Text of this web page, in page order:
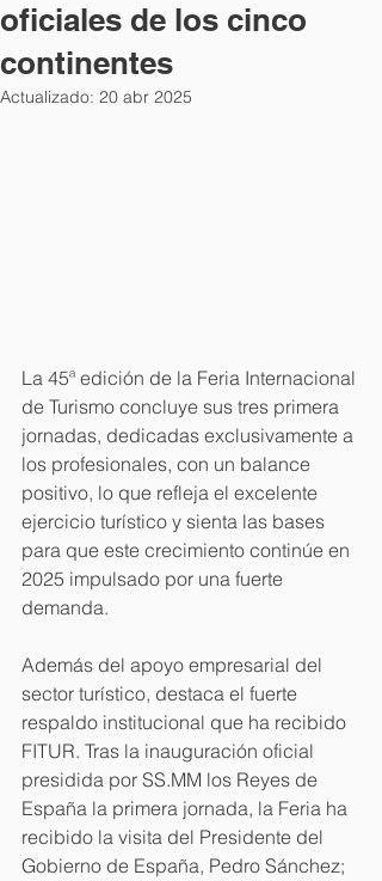
oficiales de los cinco
continentes
Actualizado: 20 abr 2025
La 45ª edición de la Feria Internacional
de Turismo concluye sus tres primera
jornadas, dedicadas exclusivamente a
los profesionales, con un balance
positivo, lo que refleja el excelente
ejercicio turístico y sienta las bases
para que este crecimiento continúe en
2025 impulsado por una fuerte
demanda.
Además del apoyo empresarial del
sector turístico, destaca el fuerte
respaldo institucional que ha recibido
FITUR. Tras la inauguración oficial
presidida por SS.MM los Reyes de
España la primera jornada, la Feria ha
recibido la visita del Presidente del
Gobierno de España, Pedro Sánchez;